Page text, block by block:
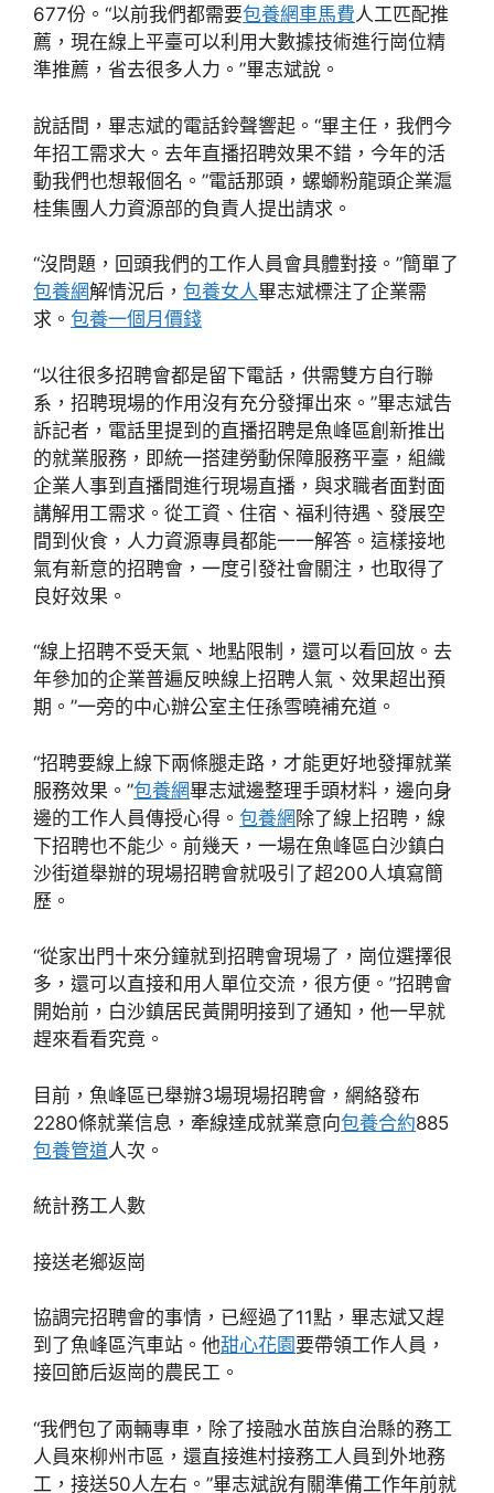
677份。“以前我們都需要包養網車馬費人工匹配推
薦，現在線上平臺可以利用大數據技術進行崗位精
準推薦，省去很多人力。”畢志斌說。
說話間，畢志斌的電話鈴聲響起。“畢主任，我們今
年招工需求大。去年直播招聘效果不錯，今年的活
動我們也想報個名。”電話那頭，螺螄粉龍頭企業滬
桂集團人力資源部的負責人提出請求。
“沒問題，回頭我們的工作人員會具體對接。”簡單了
包養網解情況后， 包養女人畢志斌標注了企業需
求。 包養一個月價錢
“以往很多招聘會都是留下電話，供需雙方自行聯
系，招聘現場的作用沒有充分發揮出來。”畢志斌告
訴記者，電話里提到的直播招聘是魚峰區創新推出
的就業服務，即統一搭建勞動保障服務平臺，組織
企業人事到直播間進行現場直播，與求職者面對面
講解用工需求。從工資、住宿、福利待遇、發展空
間到伙食，人力資源專員都能一一解答。這樣接地
氣有新意的招聘會，一度引發社會關注，也取得了
良好效果。
“線上招聘不受天氣、地點限制，還可以看回放。去
年參加的企業普遍反映線上招聘人氣、效果超出預
期。”一旁的中心辦公室主任孫雪曉補充道。
“招聘要線上線下兩條腿走路，才能更好地發揮就業
服務效果。”包養網畢志斌邊整理手頭材料，邊向身
邊的工作人員傳授心得。 包養網 除了線上招聘，線
下招聘也不能少。前幾天，一場在魚峰區白沙鎮白
沙街道舉辦的現場招聘會就吸引了超200人填寫簡
歷。
“從家出門十來分鐘就到招聘會現場了，崗位選擇很
多，還可以直接和用人單位交流，很方便。”招聘會
開始前，白沙鎮居民黃開明接到了通知，他一早就
趕來看看究竟。
目前，魚峰區已舉辦3場現場招聘會，網絡發布
2280條就業信息，牽線達成就業意向包養合約885
包養管道人次。
統計務工人數
接送老鄉返崗
協調完招聘會的事情，已經過了11點，畢志斌又趕
到了魚峰區汽車站。他甜心花園 要帶領工作人員，
接回節后返崗的農民工。
“我們包了兩輛專車，除了接融水苗族自治縣的務工
人員來柳州市區，還直接進村接務工人員到外地務
工，接送50人左右。”畢志斌說有關準備工作年前就